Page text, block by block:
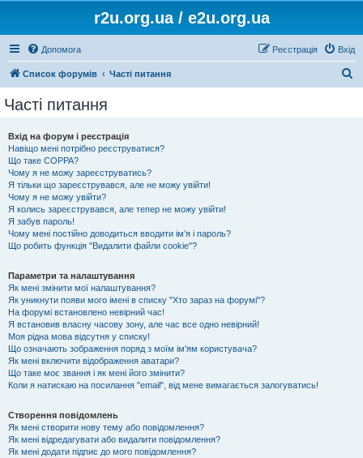
r2u.org.ua / e2u.org.ua
Допомога Вхід
Реєстрація
Список форумів Часті питання
Часті питання
Вхід на форум і реєстрація
Навіщо мені потрібно реєструватися?
Що таке COPPA?
Чому я не можу зареєструватись?
Я тільки що зареєструвався, але не можу увійти!
Чому я не можу увійти?
Я колись зареєструвався, але тепер не можу увійти!
Я забув пароль!
Чому мені постійно доводиться вводити ім’я і пароль?
Що робить функція "Видалити файли cookie"?
Параметри та налаштування
Як мені змінити мої налаштування?
Як уникнути появи мого імені в списку "Хто зараз на форумі"?
На форумі встановлено невірний час!
Я встановив власну часову зону, але час все одно невірний!
Моя рідна мова відсутня у списку!
Що означають зображення поряд з моїм ім'ям користувача?
Як мені включити відображення аватари?
Що таке моє звання і як мені його змінити?
Коли я натискаю на посилання "email", від мене вимагається залогуватись!
Створення повідомлень
Як мені створити нову тему або повідомлення?
Як мені відредагувати або видалити повідомлення?
Як мені додати підпис до мого повідомлення?